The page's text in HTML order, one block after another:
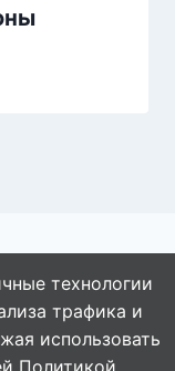
технологии
трафика и
использовать
Политикой